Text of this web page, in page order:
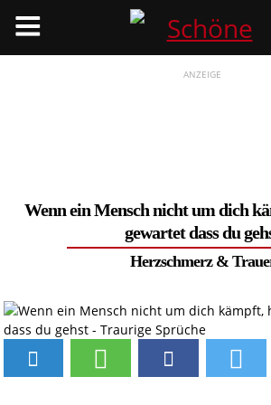
ANZEIGE
Wenn ein Mensch nicht um dich
gewartet dass du
Herzschmerz&